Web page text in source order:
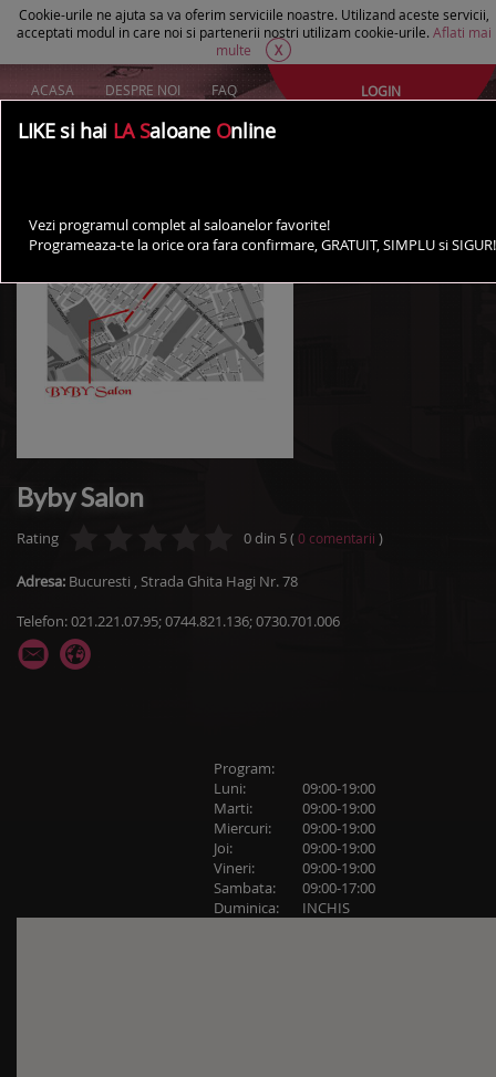
Cookie-urile ne ajuta sa va oferim serviciile noastre. Utilizand aceste servicii,
acceptati modul in care noi si partenerii nostri utilizam cookie-urile. Aflati mai
multe
X
ACASA DESPRE NOI FAQ
AI UN SALON?
LOGIN
Byby Salon
Rating 0din 5( 0 comentarii )
Adresa: Bucuresti , Strada Ghita Hagi Nr. 78
Telefon: 021.221.07.95; 0744.821.136; 0730.701.006
Program:
Luni:
09:00-19:00
Marti:
09:00-19:00
Miercuri:
09:00-19:00
Joi:
09:00-19:00
Vineri:
09:00-19:00
Sambata:
09:00-17:00
Duminica:
INCHIS
LIKE si hai LA Saloane Online
Vezi programul complet al saloanelor favorite!
Programeaza-te la orice ora fara confirmare, GRATUIT, SIMPLU si SIGUR!